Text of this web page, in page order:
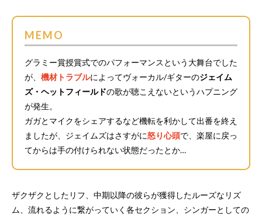
MEMO
グラミー賞授賞式でのパフォーマンスという大舞台でした
が、 機材トラブルによってヴォーカル/ギターのジェイム
ズ・ヘットフィールドの歌が聴こえないというハプニング
が発生。
ガガとマイクをシェアするなど機転を利かして出番を終え
ましたが、ジェイムズはさすがに怒り心頭で、楽屋に戻っ
てからは手の付けられない状態だったとか…
ザクザクとしたリフ、中期以降の彼らが獲得したルーズなリズ
ム、流れるように繋がっていく各セクション、シンガーとしての